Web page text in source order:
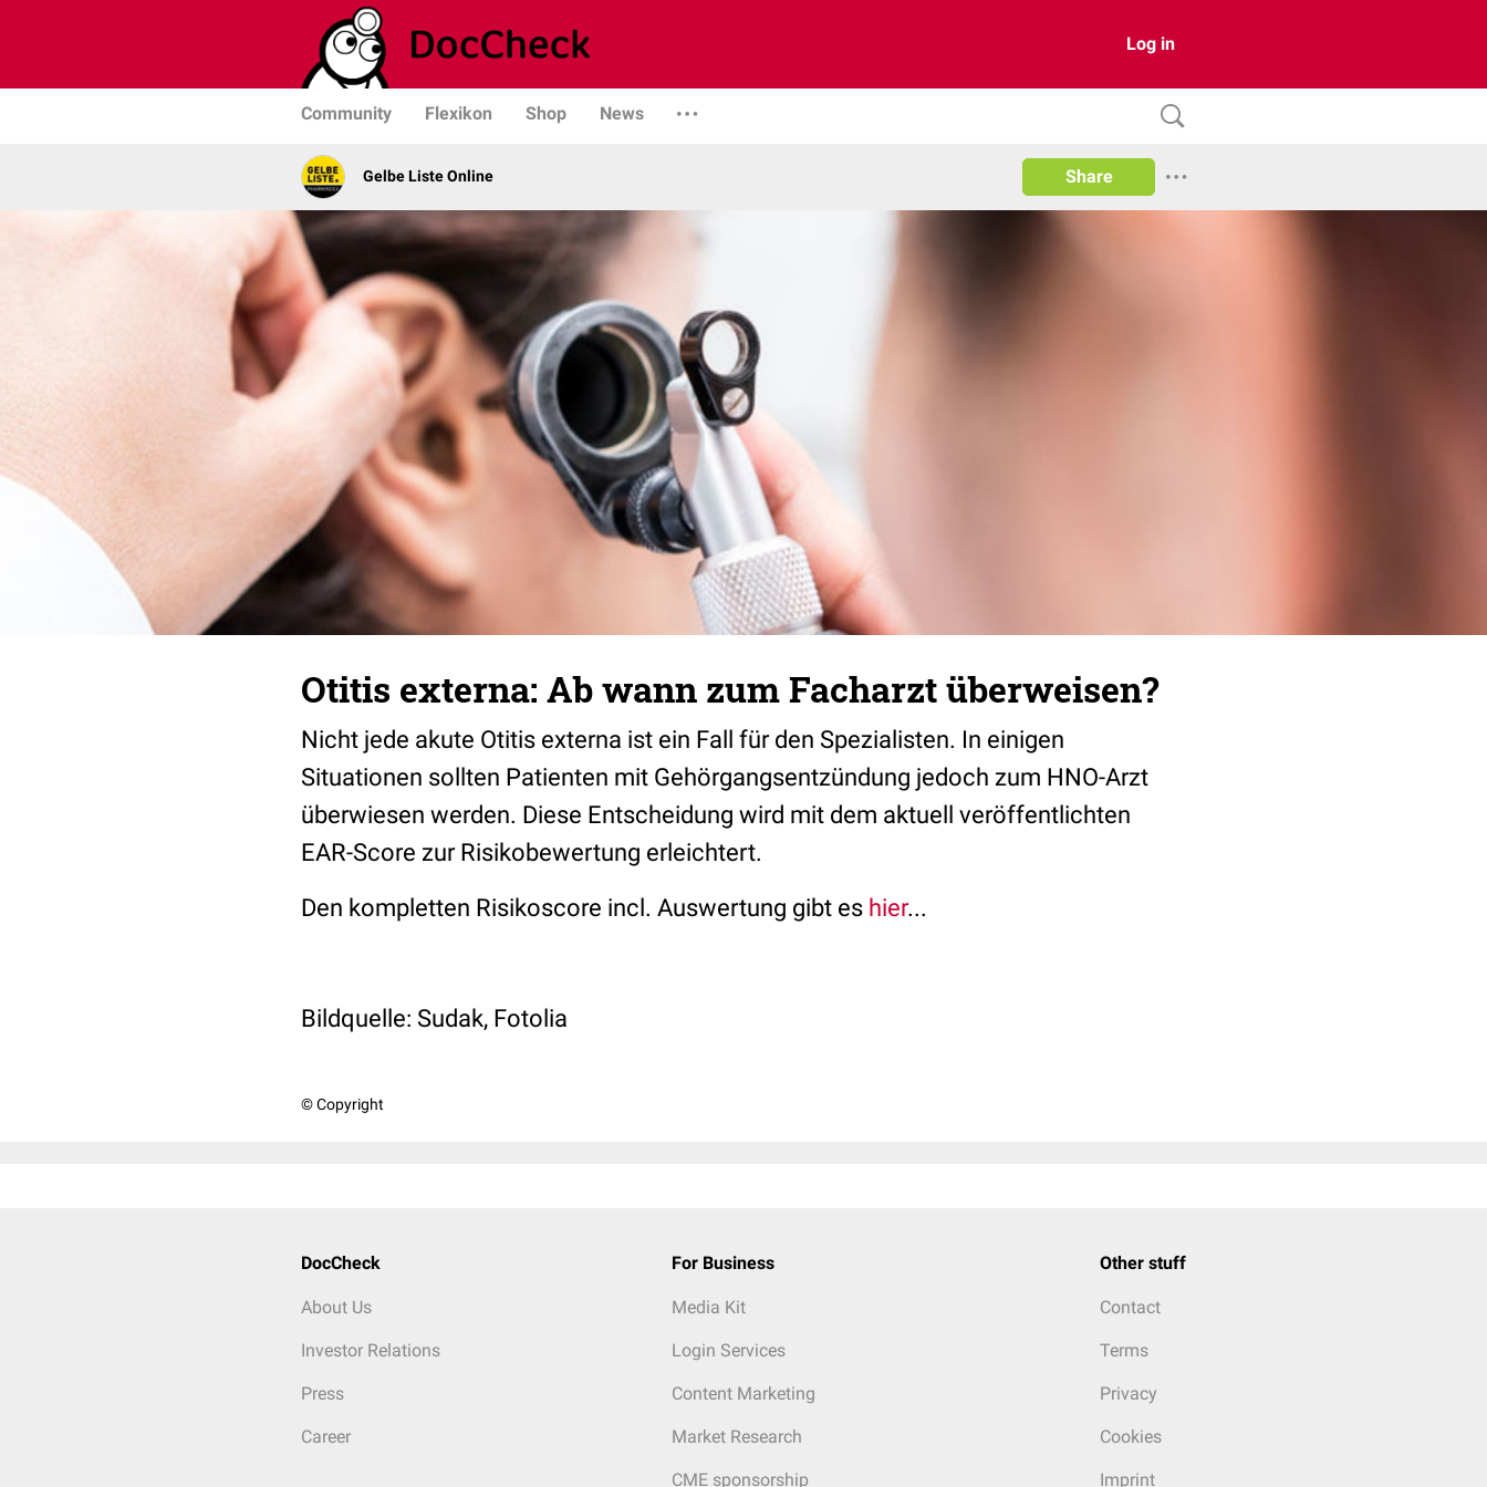
Log in
Community Flexikon Shop News
Gelbe Liste Online Share
Otitis externa: Ab wann zum Facharzt überweisen?
Nicht jede akute Otitis externa ist ein Fall für den Spezialisten. In einigen
Situationen sollten Patienten mit Gehörgangsentzündung jedoch zum HNO-Arzt
überwiesen werden. Diese Entscheidung wird mit dem aktuell veröffentlichten
EAR-Score zur Risikobewertung erleichtert.
Den kompletten Risikoscore incl. Auswertung gibt es hier...
Bildquelle: Sudak, Fotolia
© Copyright
DocCheck
About Us
Investor Relations
Press
Career
For Business
Media Kit
Login Services
Content Marketing
Market Research
CME sponsorship
Other stuff
Contact
Terms
Privacy
Cookies
Imprint